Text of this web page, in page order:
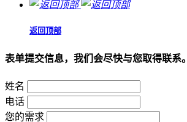
返回顶部
表单提交信息，我们会尽快与您取得联系。
姓名
电话
您的需求